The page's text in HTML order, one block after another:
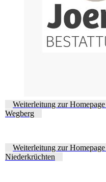
Weiterleitung zur
Wegberg
Weiterleitung zur
Niederkrüchten